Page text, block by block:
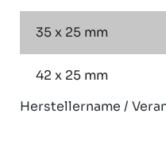
35 x 25 mm
42 x 25 mm
Herstellername /